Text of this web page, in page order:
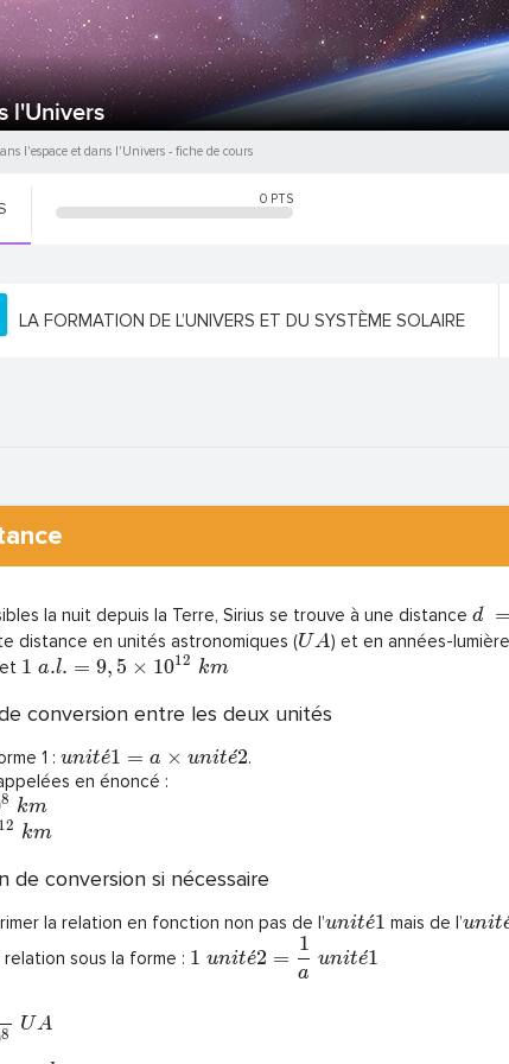
l'Univers
l'espace et dans l'Univers - fiche de cours
0 PTS
LA FORMATION DE L’UNIVERS ET DU SYSTÈME SOLAIRE
la nuit depuis la Terre, Sirius se trouve à une distance d =
distance en unités astronomiques (UA) et en années-
1 a.l. = 9, 5 × 1012 km
conversion entre les deux unités
1 : unite
ˊ1 = a × unite
ˊ2.
en énoncé :
8 km
12 km
de conversion si nécessaire
la relation en fonction non pas de l’unite
ˊ1 mais de l’unit
sous la forme : 1 unite
ˊ2 =
a
1
unite
ˊ1
8 UA